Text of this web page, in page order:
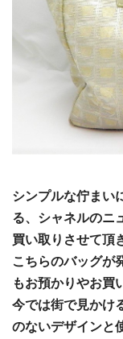
シンプルな佇まい
る、シャネルのニ
買い取りさせて頂
こちらのバッグが
もお預かりやお買
今では街で見かけ
のないデザインと